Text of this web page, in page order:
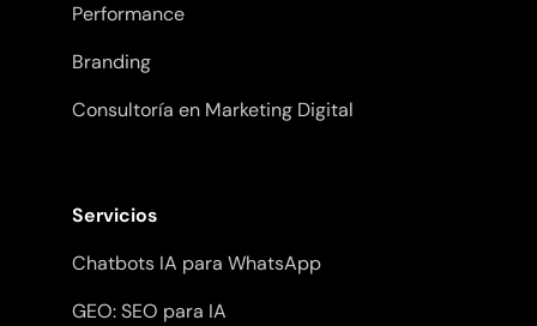
Performance
Branding
Consultoría en Marketing Digital
Servicios
Chatbots IA para WhatsApp
GEO: SEO para IA